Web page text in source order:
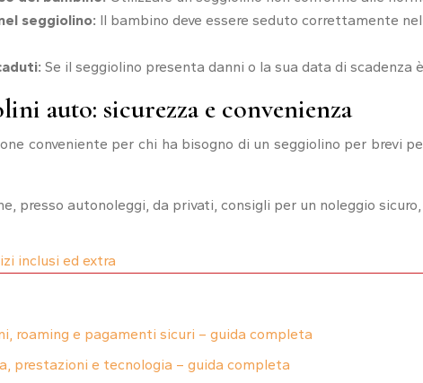
seggiolino: Il bambino deve essere seduto correttamente
Se il seggiolino presenta danni o la sua data di
auto: sicurezza e convenienza
conveniente per chi ha bisogno di un seggiolino per brevi
presso autonoleggi, da privati, consigli per un noleggio
inclusi ed extra
roaming e pagamenti sicuri – guida completa
prestazioni e tecnologia – guida completa